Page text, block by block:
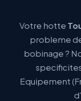
Votre hotte
probleme
bobinage ?
Equipement